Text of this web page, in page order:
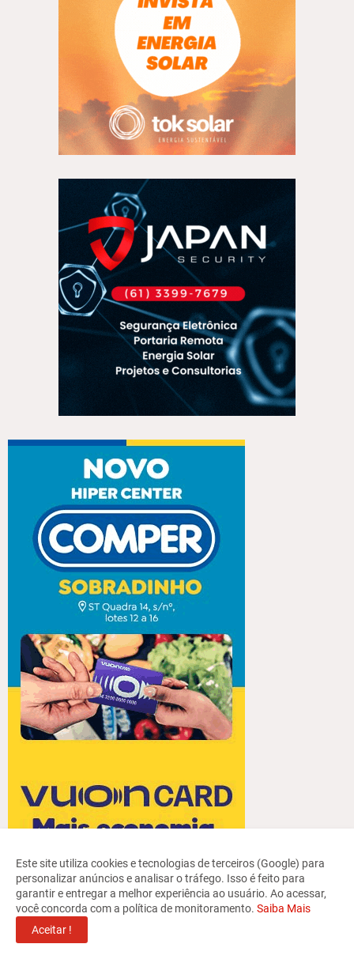
Este site utiliza cookies e tecnologias de terceiros (Google) para
personalizar anúncios e analisar o tráfego. Isso é feito para
garantir e entregar a melhor experiência ao usuário. Ao acessar,
você concorda com a política de monitoramento. Saiba Mais
Aceitar !